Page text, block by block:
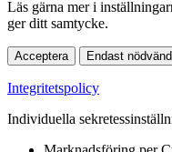
Läs gärna mer i
ger ditt samtycke.
Acceptera Endast
Integritetspolicy
Individuella